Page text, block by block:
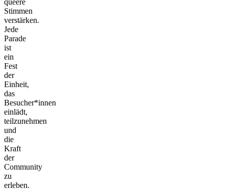
Stimmen
verstärken.
Jede
Parade
ist
ein
Fest
der
Einheit,
das
Besucher*innen
einlädt,
teilzunehmen
und
die
Kraft
der
Community
zu
erleben.